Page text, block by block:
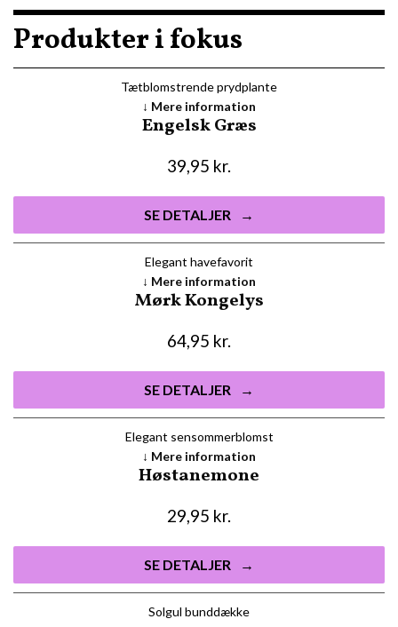
Produkter i fokus
Tætblomstrende prydplante
Engelsk Græs
39,95 kr.
SE DETALJER
Mere information
Elegant havefavorit
Mørk Kongelys
64,95 kr.
SE DETALJER
Mere information
Elegant sensommerblomst
Høstanemone
29,95 kr.
SE DETALJER
Mere information
Solgul bunddække